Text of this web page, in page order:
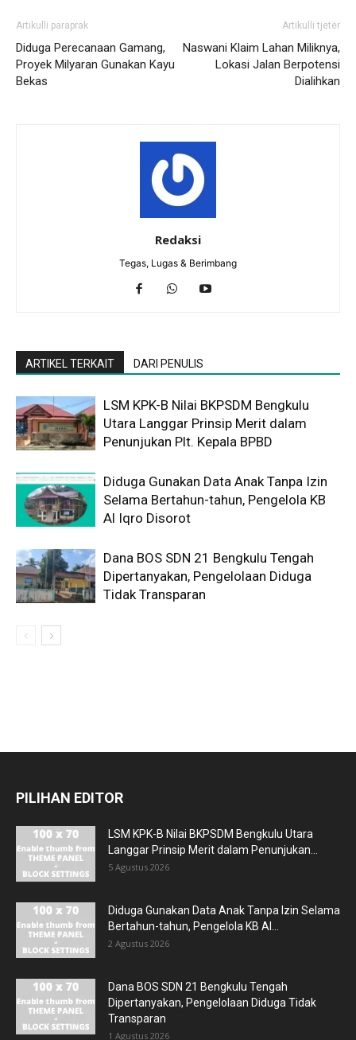
Artikulli paraprak
Diduga Perecanaan Gamang,
Proyek Milyaran Gunakan Kayu
Bekas
Artikulli tjetër
Naswani Klaim Lahan Miliknya,
Lokasi Jalan Berpotensi
Dialihkan
Redaksi
Tegas, Lugas & Berimbang
ARTIKEL TERKAIT DARI PENULIS
LSM KPK-B Nilai BKPSDM Bengkulu
Utara Langgar Prinsip Merit dalam
Penunjukan Plt. Kepala BPBD
Diduga Gunakan Data Anak Tanpa Izin
Selama Bertahun-tahun, Pengelola KB
Al Iqro Disorot
Dana BOS SDN 21 Bengkulu Tengah
Dipertanyakan, Pengelolaan Diduga
Tidak Transparan
PILIHAN EDITOR
LSM KPK-B Nilai BKPSDM Bengkulu Utara
Langgar Prinsip Merit dalam Penunjukan...
5 Agustus 2026
Diduga Gunakan Data Anak Tanpa Izin Selama
Bertahun-tahun, Pengelola KB Al...
2 Agustus 2026
Dana BOS SDN 21 Bengkulu Tengah
Dipertanyakan, Pengelolaan Diduga Tidak
Transparan
1 Agustus 2026